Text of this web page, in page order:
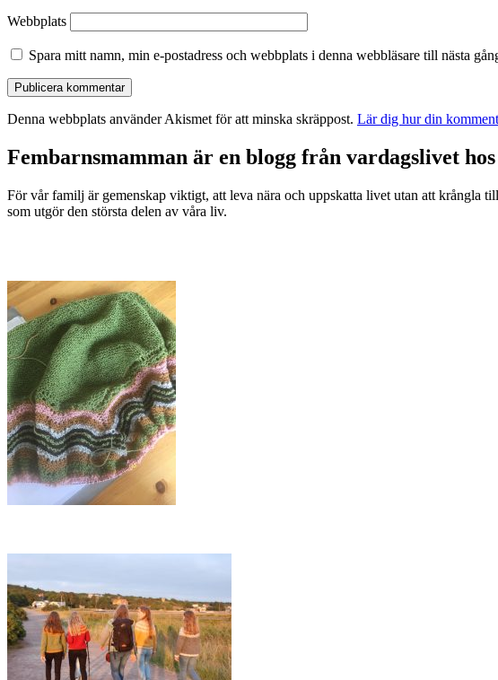
Webbplats
Spara mitt namn, min e-postadress och webbplats i denna webbläsare till nästa
Denna webbplats använder Akismet för att minska skräppost. Lär dig hur din
Fembarnsmamman är en blogg från vardagslivet
För vår familj är gemenskap viktigt, att leva nära och uppskatta livet utan att krångla
som utgör den största delen av våra liv.